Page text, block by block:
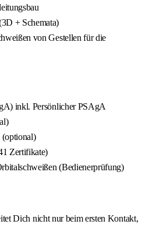
+ Schemata)
von Gestellen für die
inkl. Persönlicher PSAgA
(optional)
Zertifikate)
(Bedienerprüfung)
Dich nicht nur beim ersten Kontakt,